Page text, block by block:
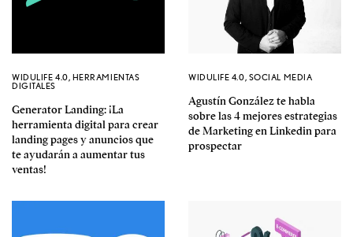
WIDULIFE 4.0, HERRAMIENTAS
DIGITALES
Generator Landing: ¡La
herramienta digital para crear
landing pages y anuncios que
te ayudarán a aumentar tus
ventas!
WIDULIFE 4.0, SOCIAL MEDIA
Agustín González te habla
sobre las 4 mejores estrategias
de Marketing en Linkedin para
prospectar